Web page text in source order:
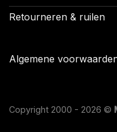
Retourneren & ruilen
Algemene
Copyright 2000 - 2026 ©